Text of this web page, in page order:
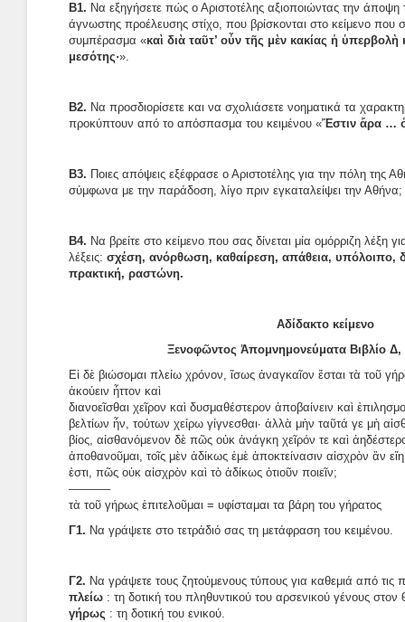
Β1. Να εξηγήσετε πώς ο Αριστοτέλης αξιοποιώντας την
άγνωστης προέλευσης στίχο, που βρίσκονται στο κείμενο που
συμπέρασμα «καὶ διὰ ταῦτ’ οὖν τῆς μὲν κακίας ἡ ὑπερβολὴ
μεσότης·».
Β2. Να προσδιορίσετε και να σχολιάσετε νοηματικά τα
προκύπτουν από το απόσπασμα του κειμένου «Ἔστιν ἄρα … ὁ
Β3. Ποιες απόψεις εξέφρασε ο Αριστοτέλης για την πόλη της
σύμφωνα με την παράδοση, λίγο πριν εγκαταλείψει την Αθήνα;
Β4. Να βρείτε στο κείμενο που σας δίνεται μία ομόρριζη λέξη
λέξεις: σχέση, ανόρθωση, καθαίρεση, απάθεια, υπόλοιπο,
πρακτική, ραστώνη.
Αδίδακτο κείμενο
Ξενοφῶντος Ἀπομνημονεύματα Βιβλίο Δ,
Εἰ δὲ βιώσομαι πλείω χρόνον, ἴσως ἀναγκαῖον ἔσται τὰ τοῦ
ἀκούειν ἧττον καὶ
διανοεῖσθαι χεῖρον καὶ δυσμαθέστερον ἀποβαίνειν καὶ
βελτίων ἦν, τούτων χείρω γίγνεσθαι· ἀλλὰ μὴν ταῦτά γε μὴ
βίος, αἰσθανόμενον δὲ πῶς οὐκ ἀνάγκη χεῖρόν τε καὶ
ἀποθανοῦμαι, τοῖς μὲν ἀδίκως ἐμὲ ἀποκτείνασιν αἰσχρὸν ἂν εἴη
ἐστι, πῶς οὐκ αἰσχρὸν καὶ τὸ ἀδίκως ὁτιοῦν ποιεῖν;
———–
τὰ τοῦ γήρως ἐπιτελοῦμαι = υφίσταμαι τα βάρη του γήρατος
Γ1. Να γράψετε στο τετράδιό σας τη μετάφραση του κειμένου.
Γ2. Να γράψετε τους ζητούμενους τύπους για καθεμιά από τις
πλείω : τη δοτική του πληθυντικού του αρσενικού γένους στον
γήρως : τη δοτική του ενικού.